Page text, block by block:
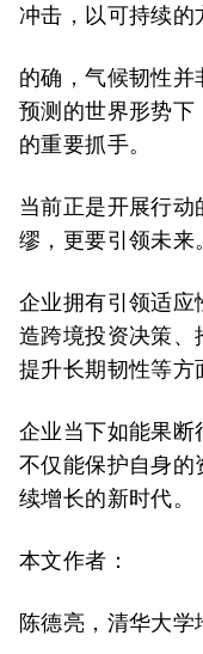
冲击，以可持续的
的确，气候韧性并
预测的世界形势下
的重要抓手。
当前正是开展行
缪，更要引领未来
企业拥有引领适应
造跨境投资决策、
提升长期韧性等方
企业当下如能果断
不仅能保护自身的
续增长的新时代。
本文作者：
陈德亮，清华大学